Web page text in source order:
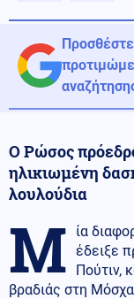
Ο Ρώσος
ηλικιωμένη
λουλούδια
Μ
ία
έδειξε
Πούτιν,
βραδιάς στη